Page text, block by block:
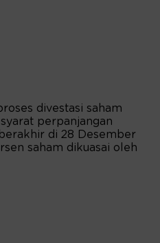
divestasi saham
perpanjangan
di 28 Desember
saham dikuasai oleh